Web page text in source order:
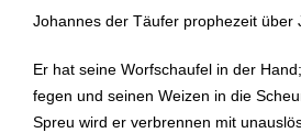
Johannes der Täufer prophezeit über
Er hat seine Worfschaufel in der
fegen und seinen Weizen in die
Spreu wird er verbrennen mit